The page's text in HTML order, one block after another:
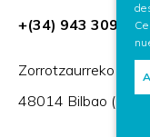
+(34) 943 309 230
Zorrotzaurreko
48014 Bilbao